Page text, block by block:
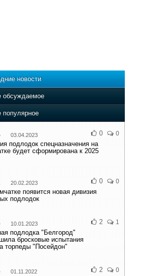
новости
обсуждаемое
популярное
03.04.2023
подлодок спецназначения на
будет сформирована к 2025
0 0
20.02.2023
появится новая дивизия
подлодок
0 0
10.01.2023
подлодка "Белгород"
бросковые испытания
торпеды "Посейдон"
2 1
01.11.2022 2 0